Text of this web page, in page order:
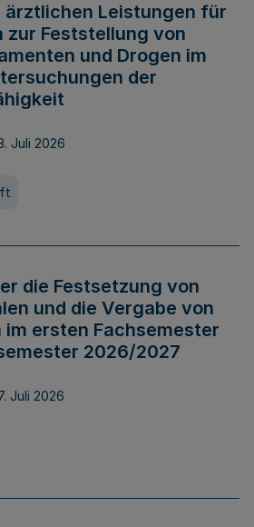
Leistungen für
zur Feststellung von
und Drogen im
der
Juli 2026
die Festsetzung von
und die Vergabe von
ersten Fachsemester
2026/2027
Juli 2026